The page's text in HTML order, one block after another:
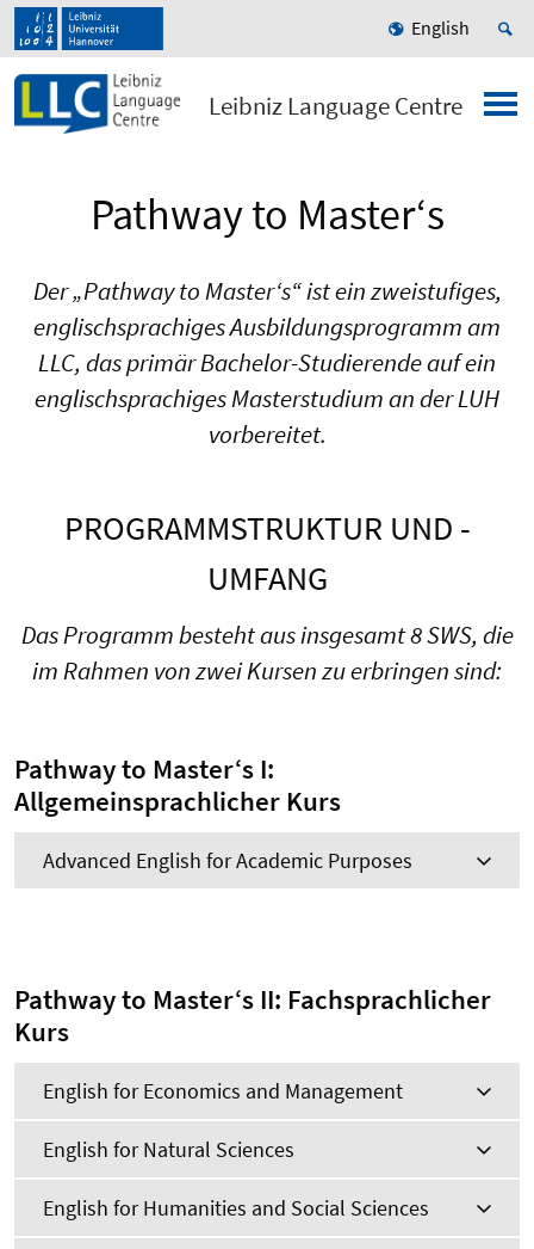
English
Leibniz Language Centre
Pathway to Master‘s
Der „Pathway to Master‘s“ ist ein zweistufiges,
englischsprachiges Ausbildungsprogramm am
LLC, das primär Bachelor-Studierende auf ein
englischsprachiges Masterstudium an der LUH
vorbereitet.
PROGRAMMSTRUKTUR UND -
UMFANG
Das Programm besteht aus insgesamt 8 SWS, die
im Rahmen von zwei Kursen zu erbringen sind:
Pathway to Master‘s I:
Allgemeinsprachlicher Kurs
Advanced English for Academic Purposes
Pathway to Master‘s II: Fachsprachlicher
Kurs
English for Economics and Management
English for Natural Sciences
English for Humanities and Social Sciences